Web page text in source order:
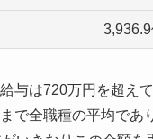
与は720万円を超え
で全職種の平均であ